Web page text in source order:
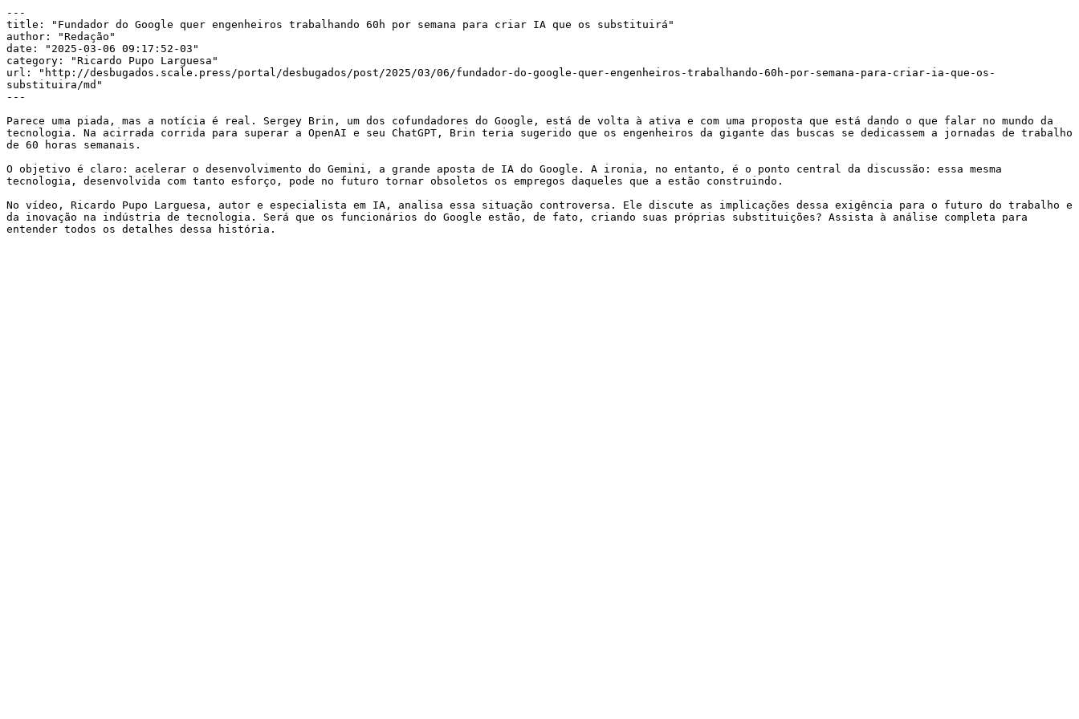
---
title: "Fundador do Google quer engenheiros trabalhando 60h por semana para criar IA que os substituirá"
author: "Redação"
date: "2025-03-06 09:17:52-03"
category: "Ricardo Pupo Larguesa"
url: "http://desbugados.scale.press/portal/desbugados/post/2025/03/06/fundador-do-google-quer-engenheiros-trabalhando-60h-por-semana-para-criar-ia-que-os-
substituira/md"
---
Parece uma piada, mas a notícia é real. Sergey Brin, um dos cofundadores do Google, está de volta à ativa e com uma proposta que está dando o que falar no mundo da
tecnologia. Na acirrada corrida para superar a OpenAI e seu ChatGPT, Brin teria sugerido que os engenheiros da gigante das buscas se dedicassem a jornadas de trabalho
de 60 horas semanais.
O objetivo é claro: acelerar o desenvolvimento do Gemini, a grande aposta de IA do Google. A ironia, no entanto, é o ponto central da discussão: essa mesma
tecnologia, desenvolvida com tanto esforço, pode no futuro tornar obsoletos os empregos daqueles que a estão construindo.
No vídeo, Ricardo Pupo Larguesa, autor e especialista em IA, analisa essa situação controversa. Ele discute as implicações dessa exigência para o futuro do trabalho e
da inovação na indústria de tecnologia. Será que os funcionários do Google estão, de fato, criando suas próprias substituições? Assista à análise completa para
entender todos os detalhes dessa história.